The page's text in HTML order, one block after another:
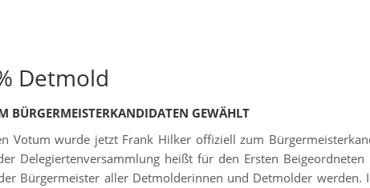
Detmold
BÜRGERMEISTERKANDIDATEN GEWÄHLT
Votum wurde jetzt Frank Hilker offiziell zum
Delegiertenversammlung heißt für den Ersten
Bürgermeister aller Detmolderinnen und Detmolder werden.